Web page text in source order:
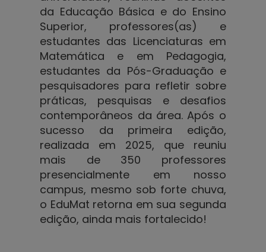
da Educação Básica e do Ensino
Superior, professores(as) e
estudantes das Licenciaturas em
Matemática e em Pedagogia,
estudantes da Pós-Graduação e
pesquisadores para refletir sobre
práticas, pesquisas e desafios
contemporâneos da área. Após o
sucesso da primeira edição,
realizada em 2025, que reuniu
mais de 350 professores
presencialmente em nosso
campus, mesmo sob forte chuva,
o EduMat retorna em sua segunda
edição, ainda mais fortalecido!